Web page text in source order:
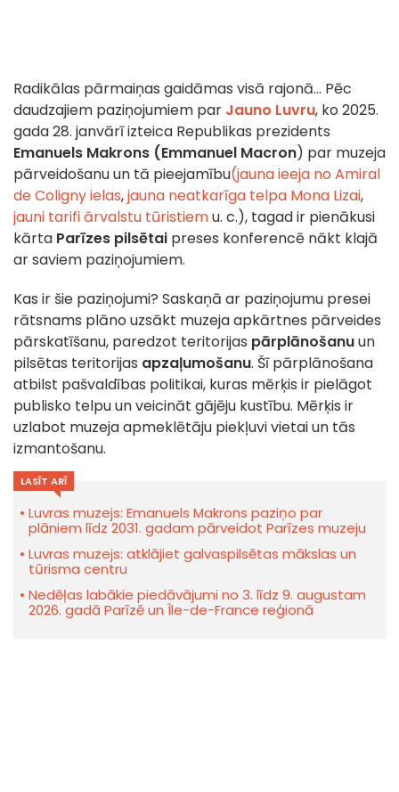
Radikālas pārmaiņas gaidāmas visā rajonā... Pēc
daudzajiem paziņojumiem par Jauno Luvru, ko 2025.
gada 28. janvārī izteica Republikas prezidents
Emanuels Makrons (Emmanuel Macron) par muzeja
pārveidošanu un tā pieejamību(jauna ieeja no Amiral
de Coligny ielas,jauna neatkarīga telpa Mona Lizai,
jauni tarifi ārvalstu tūristiemu. c.), tagad ir pienākusi
kārta Parīzes pilsētai preses konferencē nākt klajā
ar saviem paziņojumiem.
Kas ir šie paziņojumi? Saskaņā ar paziņojumu presei
rātsnams plāno uzsākt muzeja apkārtnes pārveides
pārskatīšanu, paredzot teritorijas pārplānošanuun
pilsētas teritorijas apzaļumošanu. Šī pārplānošana
atbilst pašvaldības politikai, kuras mērķis ir pielāgot
publisko telpu un veicināt gājēju kustību. Mērķis ir
uzlabot muzeja apmeklētāju piekļuvi vietai un tās
izmantošanu.
LASĪT ARĪ
Luvras muzejs: Emanuels Makrons paziņo par
plāniem līdz 2031. gadam pārveidot Parīzes muzeju
Luvras muzejs: atklājiet galvaspilsētas mākslas un
tūrisma centru
Nedēļas labākie piedāvājumi no 3. līdz 9. augustam
2026. gadā Parīzē un Île-de-France reģionā